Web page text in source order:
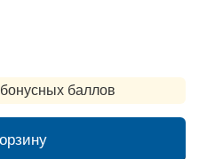
бонусных баллов